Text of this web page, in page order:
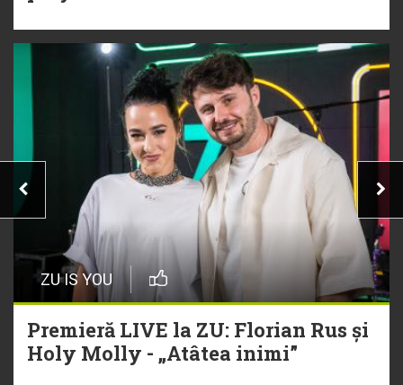
ZU IS YOU
Premieră LIVE la ZU: Florian Rus și
Holy Molly - „Atâtea inimi”